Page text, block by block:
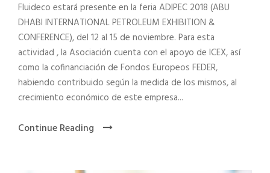
Fluideco estará presente en la feria ADIPEC 2018 (ABU
DHABI INTERNATIONAL PETROLEUM EXHIBITION &
CONFERENCE), del 12 al 15 de noviembre. Para esta
actividad , la Asociación cuenta con el apoyo de ICEX, así
como la cofinanciación de Fondos Europeos FEDER,
habiendo contribuido según la medida de los mismos, al
crecimiento económico de este empresa...
Continue Reading